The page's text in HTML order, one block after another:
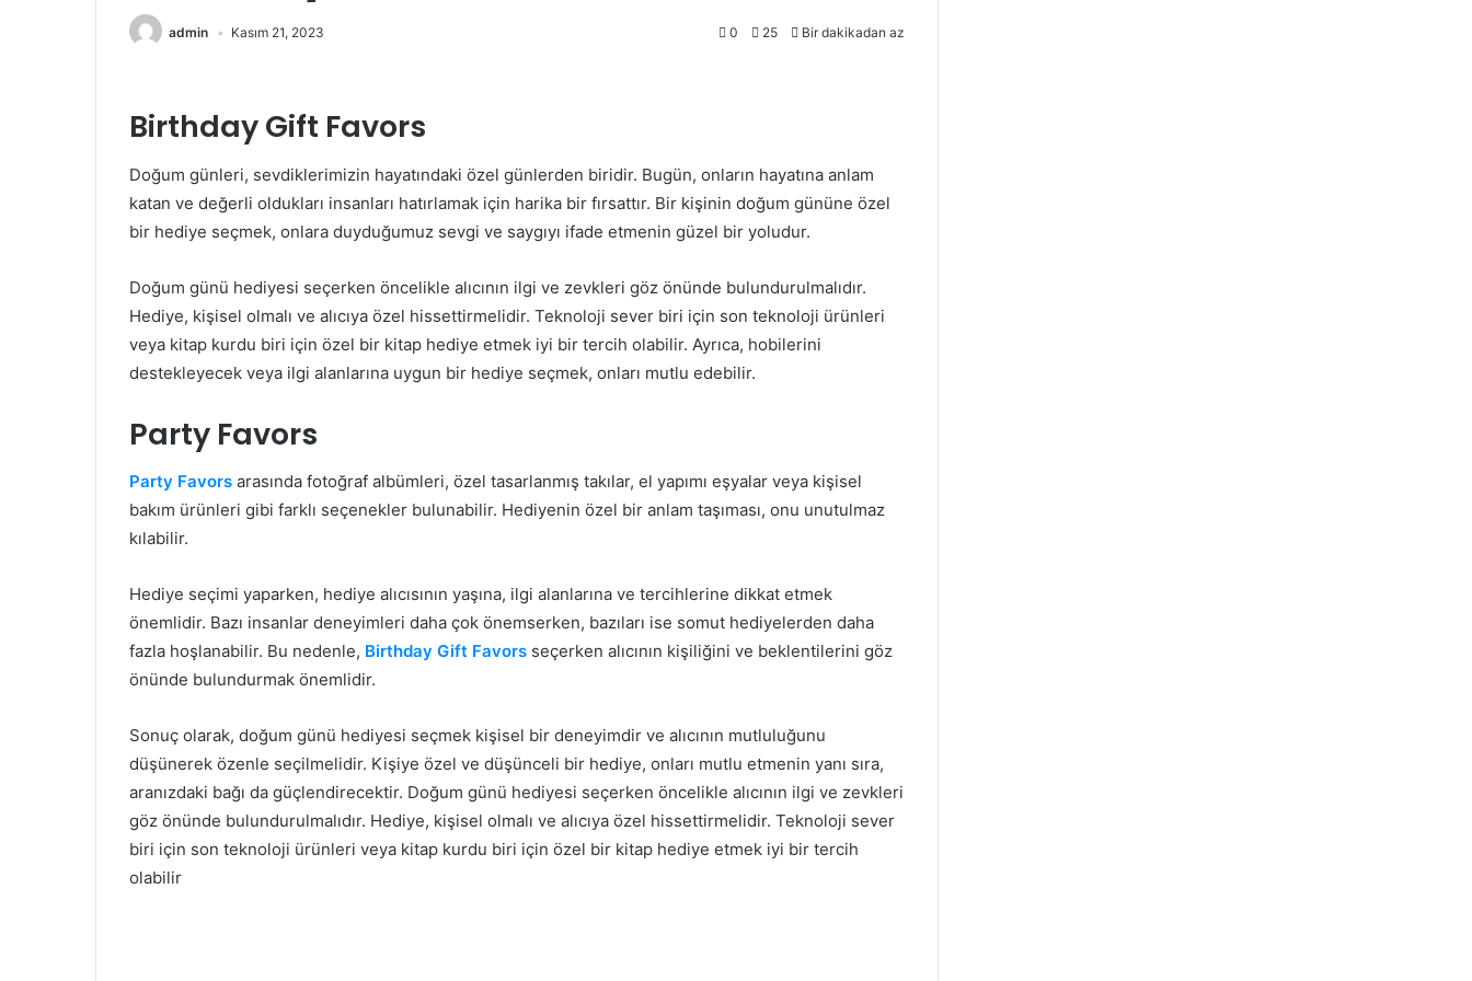
admin Kasım 21, 2023 0 25 Bir dakikadan az
Birthday Gift Favors
Doğum günleri, sevdiklerimizin hayatındaki özel günlerden biridir. Bugün, onların hayatına anlam
katan ve değerli oldukları insanları hatırlamak için harika bir fırsattır. Bir kişinin doğum gününe özel
bir hediye seçmek, onlara duyduğumuz sevgi ve saygıyı ifade etmenin güzel bir yoludur.
Doğum günü hediyesi seçerken öncelikle alıcının ilgi ve zevkleri göz önünde bulundurulmalıdır.
Hediye, kişisel olmalı ve alıcıya özel hissettirmelidir. Teknoloji sever biri için son teknoloji ürünleri
veya kitap kurdu biri için özel bir kitap hediye etmek iyi bir tercih olabilir. Ayrıca, hobilerini
destekleyecek veya ilgi alanlarına uygun bir hediye seçmek, onları mutlu edebilir.
Party Favors
Party Favors arasında fotoğraf albümleri, özel tasarlanmış takılar, el yapımı eşyalar veya kişisel
bakım ürünleri gibi farklı seçenekler bulunabilir. Hediyenin özel bir anlam taşıması, onu unutulmaz
kılabilir.
Hediye seçimi yaparken, hediye alıcısının yaşına, ilgi alanlarına ve tercihlerine dikkat etmek
önemlidir. Bazı insanlar deneyimleri daha çok önemserken, bazıları ise somut hediyelerden daha
fazla hoşlanabilir. Bu nedenle, Birthday Gift Favors seçerken alıcının kişiliğini ve beklentilerini göz
önünde bulundurmak önemlidir.
Sonuç olarak, doğum günü hediyesi seçmek kişisel bir deneyimdir ve alıcının mutluluğunu
düşünerek özenle seçilmelidir. Kişiye özel ve düşünceli bir hediye, onları mutlu etmenin yanı sıra,
aranızdaki bağı da güçlendirecektir. Doğum günü hediyesi seçerken öncelikle alıcının ilgi ve zevkleri
göz önünde bulundurulmalıdır. Hediye, kişisel olmalı ve alıcıya özel hissettirmelidir. Teknoloji sever
biri için son teknoloji ürünleri veya kitap kurdu biri için özel bir kitap hediye etmek iyi bir tercih
olabilir